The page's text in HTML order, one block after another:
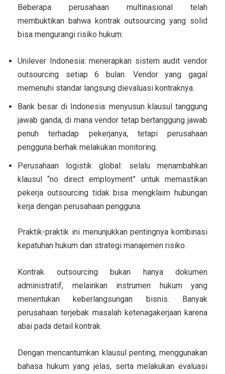
Beberapa perusahaan multinasional telah
membuktikan bahwa kontrak outsourcing yang solid
bisa mengurangi risiko hukum:
Unilever Indonesia: menerapkan sistem audit vendor
outsourcing setiap 6 bulan. Vendor yang gagal
memenuhi standar langsung dievaluasi kontraknya.
Bank besar di Indonesia: menyusun klausul tanggung
jawab ganda, di mana vendor tetap bertanggung jawab
penuh terhadap pekerjanya, tetapi perusahaan
pengguna berhak melakukan monitoring.
Perusahaan logistik global: selalu menambahkan
klausul “no direct employment” untuk memastikan
pekerja outsourcing tidak bisa mengklaim hubungan
kerja dengan perusahaan pengguna.
Praktik-praktik ini menunjukkan pentingnya kombinasi
kepatuhan hukum dan strategi manajemen risiko.
Kontrak outsourcing bukan hanya dokumen
administratif, melainkan instrumen hukum yang
menentukan keberlangsungan bisnis. Banyak
perusahaan terjebak masalah ketenagakerjaan karena
abai pada detail kontrak.
Dengan mencantumkan klausul penting, menggunakan
bahasa hukum yang jelas, serta melakukan evaluasi